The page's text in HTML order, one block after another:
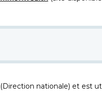
nationale) et est